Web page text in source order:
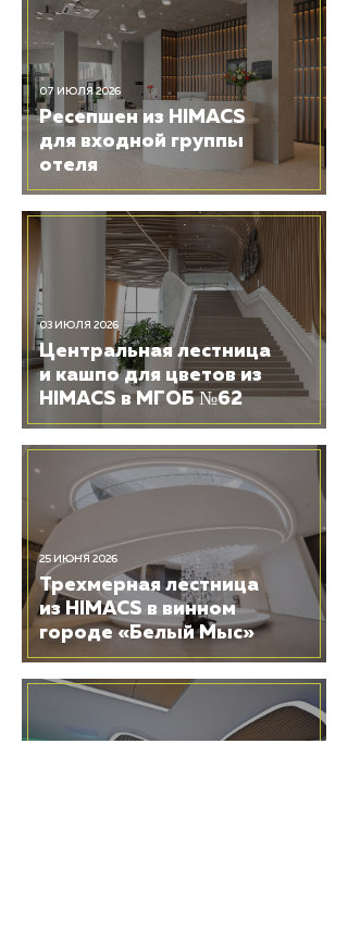
07 ИЮЛЯ 2026
Ресепшен из HIMACS
для входной группы
отеля
03 ИЮЛЯ 2026
Центральная лестница
и кашпо для цветов из
HIMACS в МГОБ №62
25 ИЮНЯ 2026
Трехмерная лестница
из HIMACS в винном
городе «Белый Мыс»